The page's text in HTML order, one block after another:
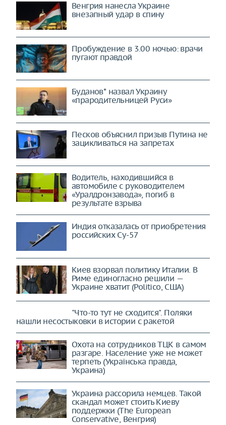
Венгрия нанесла Украине
внезапный удар в спину
Пробуждение в 3.00 ночью: врачи
пугают правдой
Буданов* назвал Украину
«прародительницей Руси»
Песков объяснил призыв Путина не
зацикливаться на запретах
Водитель, находившийся в
автомобиле с руководителем
«Уралдронзавода», погиб в
результате взрыва
Индия отказалась от приобретения
российских Су-57
Киев взорвал политику Италии. В
Риме единогласно решили —
Украине хватит (Politico, США)
"Что-то тут не сходится". Поляки
нашли несостыковки в истории с ракетой
Охота на сотрудников ТЦК в самом
разгаре. Население уже не может
терпеть (Українська правда,
Украина)
Украина рассорила немцев. Такой
скандал может стоить Киеву
поддержки (The European
Conservative, Венгрия)